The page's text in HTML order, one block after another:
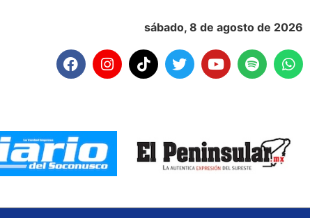
sábado, 8 de agosto de 2026